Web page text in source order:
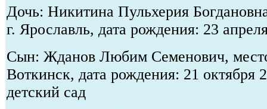
Дочь: Никитина Пульхерия
г. Ярославль, дата рождения: 23
Сын: Жданов Любим Семенович,
Воткинск, дата рождения: 21 октября
детский сад